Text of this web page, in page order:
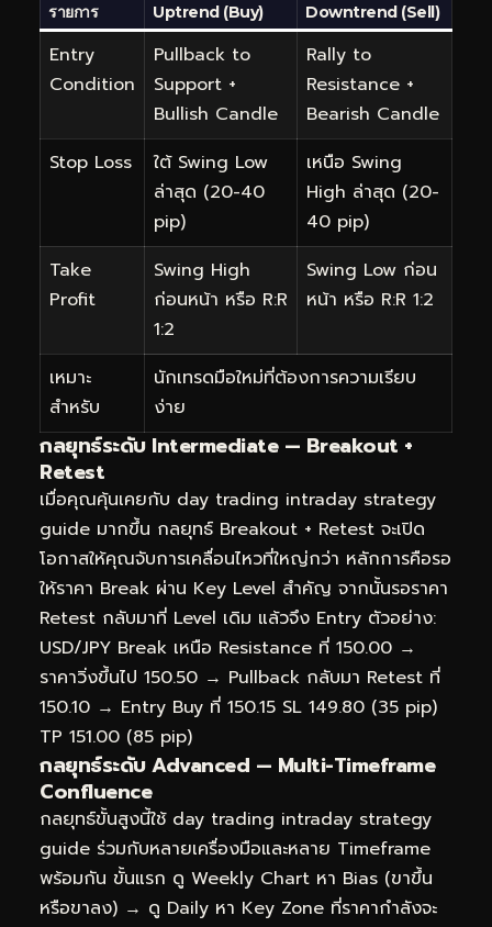
รายการ Uptrend (Buy) Downtrend (Sell)
Entry
Condition
Pullback to
Support +
Bullish Candle
Rally to
Resistance +
Bearish Candle
Stop Loss
ใต้ Swing Low
ล่าสุด (20-40
pip)
เหนือ Swing
High ล่าสุด (20-
40 pip)
Take
Profit
Swing High
ก่อนหน้า หรือ R:R
1:2
Swing Low ก่อน
หน้า หรือ R:R 1:2
เหมาะ
สำหรับ
นักเทรดมือใหม่ที่ต้องการความเรียบ
ง่าย
กลยุทธ์ระดับ Intermediate — Breakout +
Retest
เมื่อคุณคุ้นเคยกับ day trading intraday strategy
guide มากขึ้น กลยุทธ์ Breakout + Retest จะเปิด
โอกาสให้คุณจับการเคลื่อนไหวที่ใหญ่กว่า หลักการคือรอ
ให้ราคา Break ผ่าน Key Level สำคัญ จากนั้นรอราคา
Retest กลับมาที่ Level เดิม แล้วจึง Entry ตัวอย่าง:
USD/JPY Break เหนือ Resistance ที่ 150.00 →
ราคาวิ่งขึ้นไป 150.50 → Pullback กลับมา Retest ที่
150.10 → Entry Buy ที่ 150.15 SL 149.80 (35 pip)
TP 151.00 (85 pip)
กลยุทธ์ระดับ Advanced — Multi-Timeframe
Confluence
กลยุทธ์ขั้นสูงนี้ใช้ day trading intraday strategy
guide ร่วมกับหลายเครื่องมือและหลาย Timeframe
พร้อมกัน ขั้นแรก ดู Weekly Chart หา Bias (ขาขึ้น
หรือขาลง) → ดู Daily หา Key Zone ที่ราคากำลังจะ